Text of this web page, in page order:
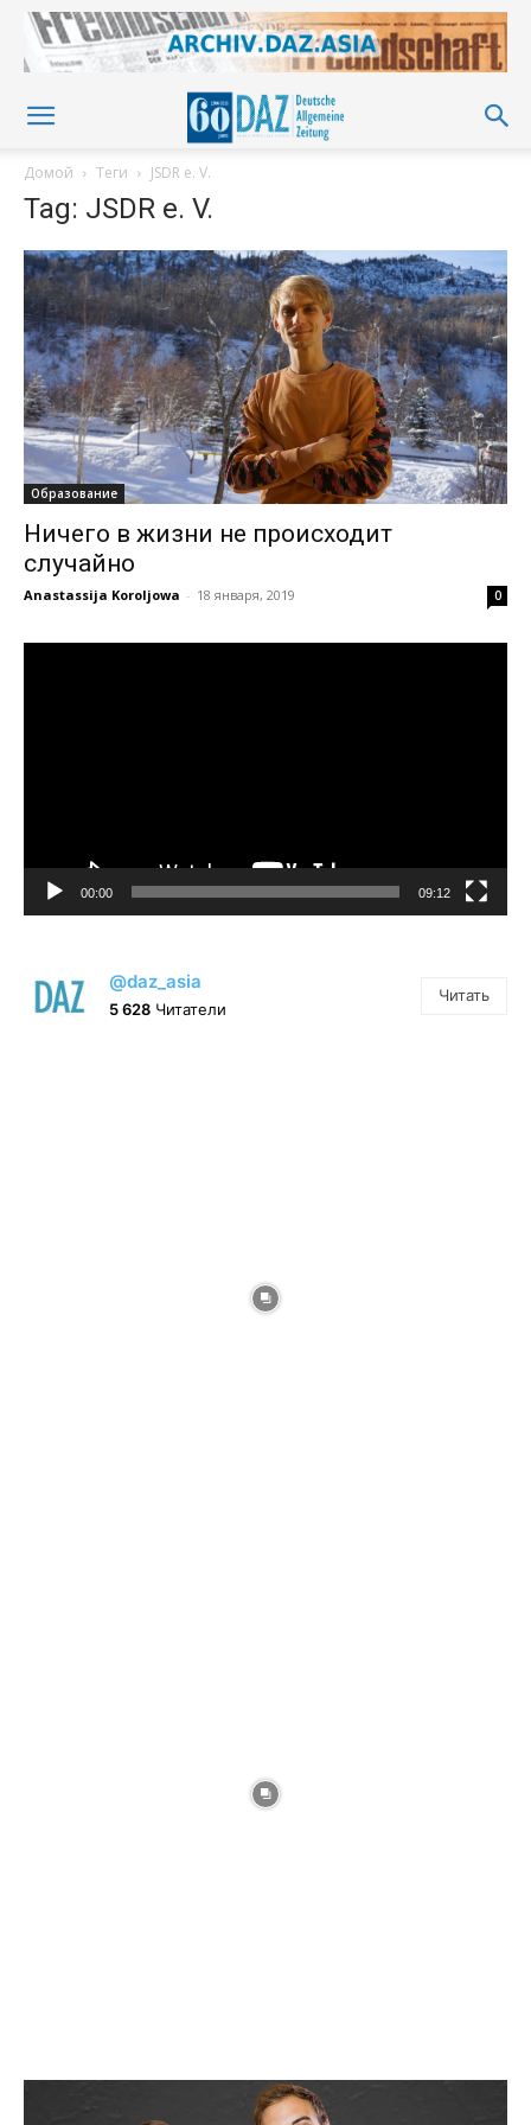
Домой Теги JSDR e. V.
Tag: JSDR e. V.
Образование
Ничего в жизни не происходит
случайно
Anastassija Koroljowa - 18 января, 2019 0
00:00 09:12
@daz_asia
5 628 Читатели
Читать